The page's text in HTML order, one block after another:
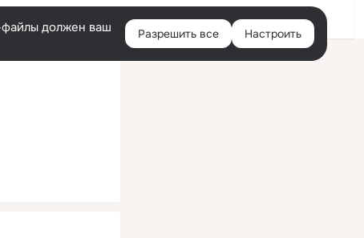
Войти
файлы должен ваш
Разрешить все Настроить